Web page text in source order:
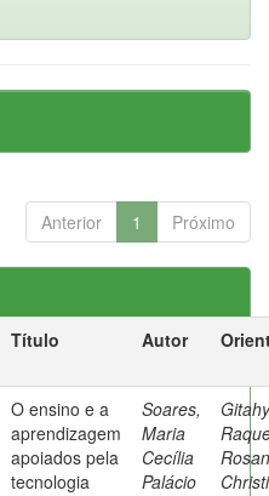
Anterior 1 Próximo
Título Autor
O ensino e a
aprendizagem
apoiados pela
tecnologia
Soares,
Maria
Cecília
Palácio
Rosan